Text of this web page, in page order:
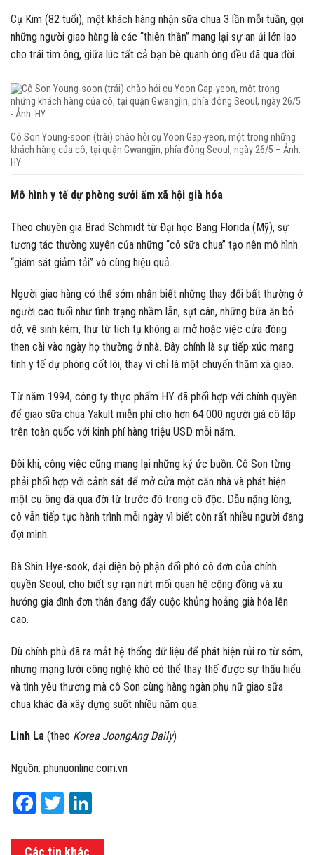
Cụ Kim (82 tuổi), một khách hàng nhận sữa chua 3 lần mỗi tuần, gọi
những người giao hàng là các “thiên thần” mang lại sự an ủi lớn lao
cho trái tim ông, giữa lúc tất cả bạn bè quanh ông đều đã qua đời.
Cô Son Young-soon (trái) chào hỏi cụ Yoon Gap-yeon, một trong những
khách hàng của cô, tại quận Gwangjin, phía đông Seoul, ngày 26/5 – Ảnh:
HY
Mô hình y tế dự phòng sưởi ấm xã hội già hóa
Theo chuyên gia Brad Schmidt từ Đại học Bang Florida (Mỹ), sự
tương tác thường xuyên của những “cô sữa chua” tạo nên mô hình
“giám sát giảm tải” vô cùng hiệu quả.
Người giao hàng có thể sớm nhận biết những thay đổi bất thường ở
người cao tuổi như tình trạng nhầm lẫn, sụt cân, những bữa ăn bỏ
dở, vệ sinh kém, thư từ tích tụ không ai mở hoặc việc cửa đóng
then cài vào ngày họ thường ở nhà. Đây chính là sự tiếp xúc mang
tính y tế dự phòng cốt lõi, thay vì chỉ là một chuyến thăm xã giao.
Từ năm 1994, công ty thực phẩm HY đã phối hợp với chính quyền
để giao sữa chua Yakult miễn phí cho hơn 64.000 người già cô lập
trên toàn quốc với kinh phí hàng triệu USD mỗi năm.
Đôi khi, công việc cũng mang lại những ký ức buồn. Cô Son từng
phải phối hợp với cảnh sát để mở cửa một căn nhà và phát hiện
một cụ ông đã qua đời từ trước đó trong cô độc. Dẫu nặng lòng,
cô vẫn tiếp tục hành trình mỗi ngày vì biết còn rất nhiều người đang
đợi mình.
Bà Shin Hye-sook, đại diện bộ phận đối phó cô đơn của chính
quyền Seoul, cho biết sự rạn nứt mối quan hệ cộng đồng và xu
hướng gia đình đơn thân đang đẩy cuộc khủng hoảng già hóa lên
cao.
Dù chính phủ đã ra mắt hệ thống dữ liệu để phát hiện rủi ro từ sớm,
nhưng mạng lưới công nghệ khó có thể thay thế được sự thấu hiểu
và tình yêu thương mà cô Son cùng hàng ngàn phụ nữ giao sữa
chua khác đã xây dựng suốt nhiều năm qua.
Linh La (theo Korea JoongAng Daily)
Nguồn: phunuonline.com.vn
Facebook
Twitter
Các tin khác